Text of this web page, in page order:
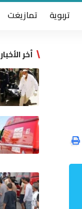
تربوية تمازيغت
أخر الأخبار